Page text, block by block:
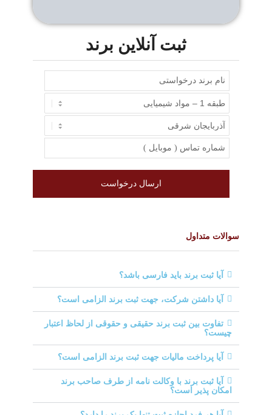
ثبت آنلاین برند
سوالات متداول
آیا ثبت برند باید فارسی باشد؟
آیا داشتن شرکت، جهت ثبت برند الزامی است؟
تفاوت بین ثبت برند حقیقی و حقوقی از لحاظ اعتبار
چیست؟
آیا پرداخت مالیات جهت ثبت برند الزامی است؟
آیا ثبت برند با وکالت نامه از طرف صاحب برند
امکان پذیر است؟